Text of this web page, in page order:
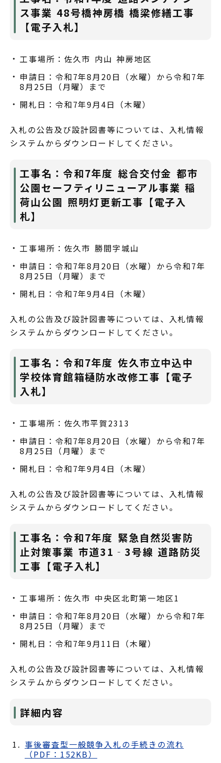
ス事業 48号橋神房橋 橋梁修繕工事
【電子入札】
工事場所：佐久市 内山 神房地区
申請日：令和7年8月20日（水曜）から令和7年
8月25日（月曜）まで
開札日：令和7年9月4日（木曜）
入札の公告及び設計図書等については、入札情報
システムからダウンロードしてください。
工事名：令和7年度 総合交付金 都市
公園セーフティリニューアル事業 稲
荷山公園 照明灯更新工事【電子入
札】
工事場所：佐久市 勝間字城山
申請日：令和7年8月20日（水曜）から令和7年
8月25日（月曜）まで
開札日：令和7年9月4日（木曜）
入札の公告及び設計図書等については、入札情報
システムからダウンロードしてください。
工事名：令和7年度 佐久市立中込中
学校体育館箱樋防水改修工事【電子
入札】
工事場所：佐久市平賀2313
申請日：令和7年8月20日（水曜）から令和7年
8月25日（月曜）まで
開札日：令和7年9月4日（木曜）
入札の公告及び設計図書等については、入札情報
システムからダウンロードしてください。
工事名：令和7年度 緊急自然災害防
止対策事業 市道31‐3号線 道路防災
工事【電子入札】
工事場所：佐久市 中央区北町第一地区1
申請日：令和7年8月20日（水曜）から令和7年
8月25日（月曜）まで
開札日：令和7年9月11日（木曜）
入札の公告及び設計図書等については、入札情報
システムからダウンロードしてください。
詳細内容
事後審査型一般競争入札の手続きの流れ
（PDF：152KB）